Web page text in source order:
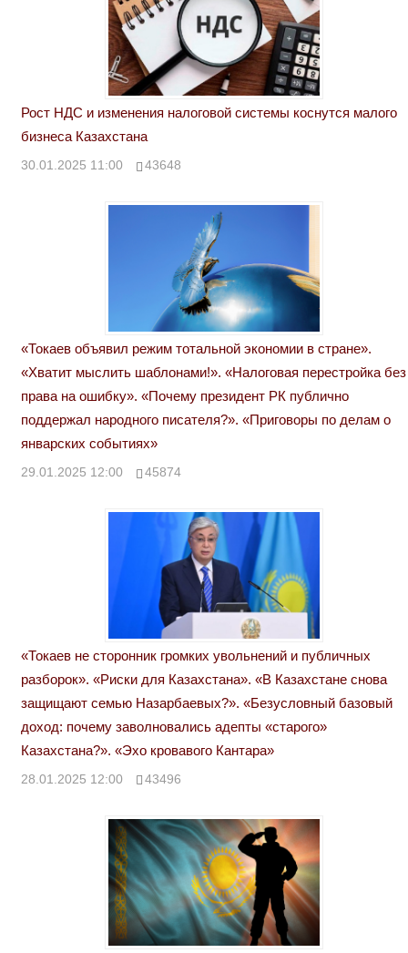
Рост НДС и изменения налоговой системы коснутся малого
бизнеса Казахстана
30.01.2025 11:00 43648
«Токаев объявил режим тотальной экономии в стране».
«Хватит мыслить шаблонами!». «Налоговая перестройка без
права на ошибку». «Почему президент РК публично
поддержал народного писателя?». «Приговоры по делам о
январских событиях»
29.01.2025 12:00 45874
«Токаев не сторонник громких увольнений и публичных
разборок». «Риски для Казахстана». «В Казахстане снова
защищают семью Назарбаевых?». «Безусловный базовый
доход: почему заволновались адепты «старого»
Казахстана?». «Эхо кровавого Кантара»
28.01.2025 12:00 43496